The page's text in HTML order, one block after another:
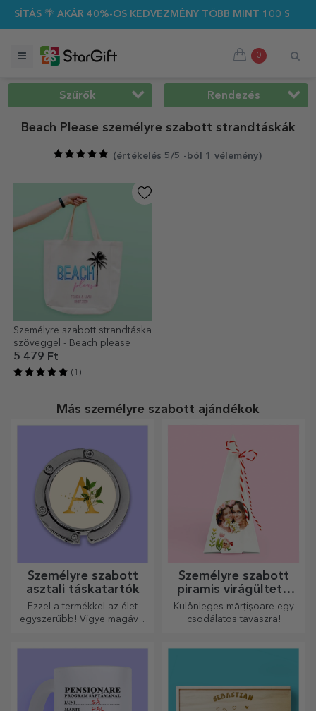
OS KEDVEZMÉNY TÖBB MINT 100 SZEMÉLYRE SZABOTT
0
Szűrők Rendezés
Beach Please személyre szabott strandtáskák
(értékelés 5/5 -ból 1 vélemény)
Személyre szabott strandtáska
szöveggel - Beach please
5 479 Ft
(1)
Más személyre szabott ajándékok
Személyre szabott
asztali táskatartók
Ezzel a termékkel az élet
egyszerűbb! Vigye magával
Személyre szabott
piramis virágültető
készletek
Különleges mărțișoare egy
csodálatos tavaszra!